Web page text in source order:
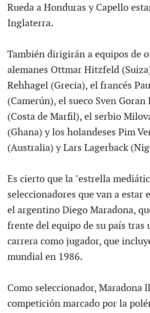
Rueda a Honduras y Capello
Inglaterra.
También dirigirán a equipos de
alemanes Ottmar Hitzfeld
Rehhagel (Grecia), el francés
(Camerún), el sueco Sven Goran
(Costa de Marfil), el serbio
(Ghana) y los holandeses Pim
(Australia) y Lars Lagerback
Es cierto que la "estrella
seleccionadores que van a estar
el argentino Diego Maradona,
frente del equipo de su país tras
carrera como jugador, que
mundial en 1986.
Como seleccionador, Maradona
competición marcado por la